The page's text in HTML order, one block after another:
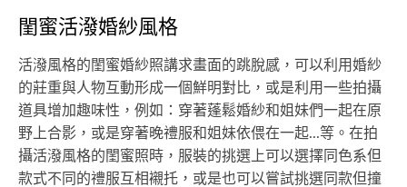
閨蜜活潑婚紗風格
活潑風格的閨蜜婚紗照講求畫面的跳脫感，可以利用婚紗
的莊重與人物互動形成一個鮮明對比，或是利用一些拍攝
道具增加趣味性，例如：穿著蓬鬆婚紗和姐妹們一起在原
野上合影，或是穿著晚禮服和姐妹依偎在一起...等。在拍
攝活潑風格的閨蜜照時，服裝的挑選上可以選擇同色系但
款式不同的禮服互相襯托，或是也可以嘗試挑選同款但撞